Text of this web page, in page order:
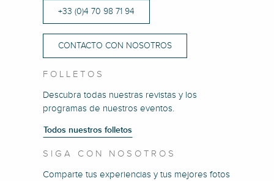
+33 (0)4 70 98 71 94
CONTACTO CON NOSOTROS
FOLLETOS
Descubra todas nuestras revistas y los
programas de nuestros eventos.
Todos nuestros folletos
SIGA CON NOSOTROS
Comparte tus experiencias y tus mejores fotos